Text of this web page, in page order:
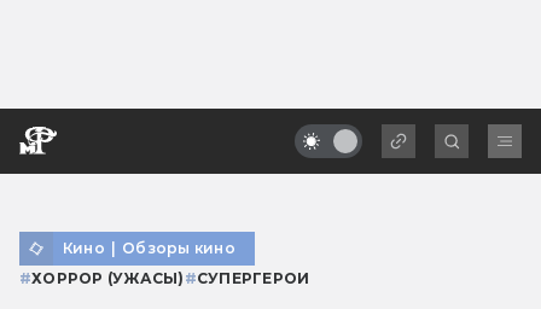
Кино | Обзоры кино
#ХОРРОР (УЖАСЫ) #СУПЕРГЕРОИ